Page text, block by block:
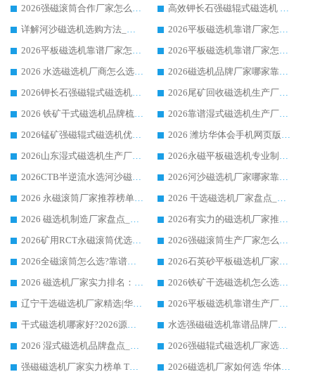
2026强磁滚筒合作厂家怎么选-华体会手机网页版-华体会(中国) 行业优质供应商参考指南
高效钾长石强磁辊式磁选机 华体会手机网页版-华体会(中国) 专业制造品质值得信赖
详解河沙磁选机选购方法_除铁器品牌及华体会手机网页版-华体会(中国) 企业解析
2026平板磁选机靠谱厂家怎么选？华体会手机网页版-华体会(中国) 凭硬实力甄选合作品牌
2026平板磁选机靠谱厂家怎么选？华体会手机网页版-华体会(中国) 凭硬实力甄选合作品牌
2026平板磁选机靠谱厂家怎么选？华体会手机网页版-华体会(中国) 凭硬实力甄选合作品牌
2026 水选磁选机厂商怎么选 潍坊华体会手机网页版-华体会(中国) 技术实力强
2026磁选机品牌厂家哪家靠谱?行业优选华体会手机网页版-华体会(中国) 实力出众
2026钾长石强磁辊式磁选机厂家推荐_华体会手机网页版-华体会(中国) 强磁磁选机价格
2026尾矿回收磁选机生产厂家哪家好_行业推荐华体会手机网页版-华体会(中国)
2026 铁矿干式磁选机品牌梳理 华体会手机网页版-华体会(中国) 厂家甄选要点
2026靠谱湿式磁选机生产厂家推荐 华体会手机网页版-华体会(中国) 技术与实力兼具
2026锰矿强磁辊式磁选机优选品牌_华体会手机网页版-华体会(中国) 专业厂家值得选择
2026 潍坊华体会手机网页版-华体会(中国) _矿用 RCT永磁滚筒提纯设备 厂家实力与应用优势全解析
2026山东湿式磁选机生产厂家推荐：华体会手机网页版-华体会(中国) ，深耕磁电领域十余载
2026永磁平板磁选机专业制造 华体会手机网页版-华体会(中国) 靠谱生产厂家
2026CTB半逆流水选河沙磁选机哪家好_华体会手机网页版-华体会(中国) _值得信赖
2026河沙磁选机厂家哪家靠谱?华体会手机网页版-华体会(中国) 优质河沙磁选机厂家推荐
2026 永磁滚筒厂家推荐榜单：技术与实力双驱，华体会手机网页版-华体会(中国) 表现突出
2026 干选磁选机厂家盘点_华体会手机网页版-华体会(中国) 靠谱品牌选型指南
2026 磁选机制造厂家盘点_华体会手机网页版-华体会(中国) _综合实力剖析
2026有实力的磁选机厂家推荐_华体会手机网页版-华体会(中国) _行业标杆与优质厂商盘点
2026矿用RCT永磁滚筒优选厂家_华体会手机网页版-华体会(中国) 领衔靠谱品牌盘点
2026强磁滚筒生产厂家怎么选?行业口碑推荐华体会手机网页版-华体会(中国)
2026全磁滚筒怎么选?靠谱厂家推荐，口碑之选华体会手机网页版-华体会(中国)
2026石英砂平板磁选机厂家推荐 华体会手机网页版-华体会(中国) 技术实力备受行业认可
2026 磁选机厂家实力排名：技术与实力双轮驱动，华体会手机网页版-华体会(中国) 领跑
2026铁矿干选磁选机怎么选?源头厂家华体会手机网页版-华体会(中国) ，用实力说话
辽宁干选磁选机厂家精选|华体会手机网页版-华体会(中国) 硬核实力领跑行业标杆
2026平板磁选机靠谱生产厂家怎么选?行业标杆华体会手机网页版-华体会(中国) ，凭硬实力脱颖而出
干式磁选机哪家好?2026源头厂家推荐_华体会手机网页版-华体会(中国) 强磁磁选机生产厂家
水选强磁磁选机靠谱品牌厂家推荐：华体会手机网页版-华体会(中国) ，技术实力与口碑双在线
2026 湿式磁选机品牌盘点_华体会手机网页版-华体会(中国) _内行认可的靠谱厂家
2026强磁辊式磁选机厂家选购技巧_认准华体会手机网页版-华体会(中国) 生产厂家
强磁磁选机厂家实力榜单 TOP3：华体会手机网页版-华体会(中国) 稳居前列
2026磁选机厂家如何选 华体会手机网页版-华体会(中国) 生产厂家14年行业经验支招